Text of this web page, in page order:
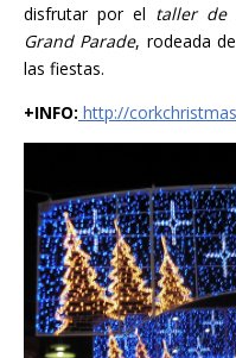
disfrutar por el taller de
Grand Parade, rodeada
las fiestas.
+INFO: http://